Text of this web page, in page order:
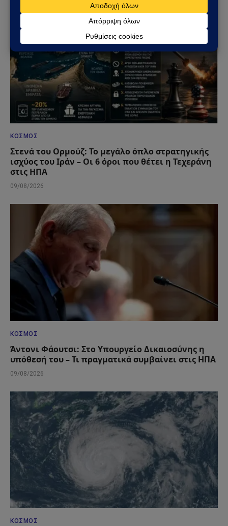
ΚΌΣΜΟΣ
Στενά του Ορμούζ: Το μεγάλο όπλο στρατηγικής
ισχύος του Ιράν – Οι 6 όροι που θέτει η Τεχεράνη
στις ΗΠΑ
09/08/2026
ΚΌΣΜΟΣ
Άντονι Φάουτσι: Στο Υπουργείο Δικαιοσύνης η
υπόθεσή του – Τι πραγματικά συμβαίνει στις ΗΠΑ
09/08/2026
ΚΌΣΜΟΣ